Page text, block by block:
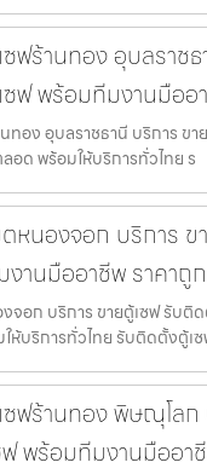
ฟร้านทอง อุบลราช
ฟ พร้อมทีมงานมืออ
ทอง อุบลราชธานี บริการ ข
อด พร้อมให้บริการทั่วไทย ร
หนองจอก บริการ ข
านมืออาชีพ ราคาถูก
จอก บริการ ขายตู้เซฟ รับติ
ห้บริการทั่วไทย รับติดตั้งตู้เ
ฟร้านทอง พิษณุโลก
พร้อมทีมงานมืออา